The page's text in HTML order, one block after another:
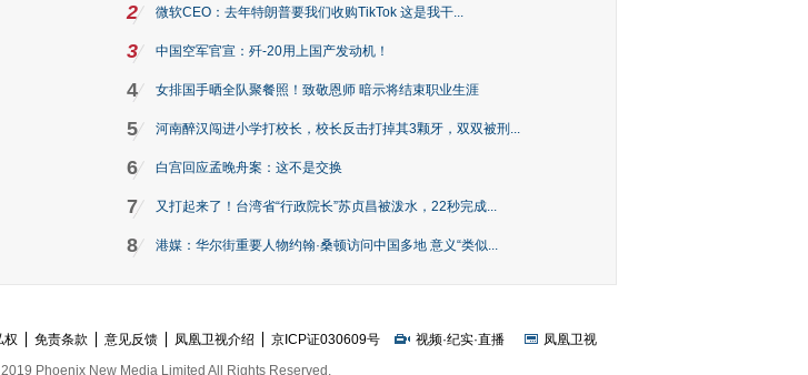
2 微软CEO：去年特朗普要我们收购TikTok 这是我干...
3 中国空军官宣：歼-20用上国产发动机！
4 女排国手晒全队聚餐照！致敬恩师 暗示将结束职业生涯
5 河南醉汉闯进小学打校长，校长反击打掉其3颗牙，双双被刑...
6 白宫回应孟晚舟案：这不是交换
7 又打起来了！台湾省“行政院长”苏贞昌被泼水，22秒完成...
8 港媒：华尔街重要人物约翰·桑顿访问中国多地 意义“类似...
权 免责条款 意见反馈 凤凰卫视介绍 京ICP证030609号 视频·纪实·直播
凤凰卫视
Phoenix New Media Limited All Rights Reserved.